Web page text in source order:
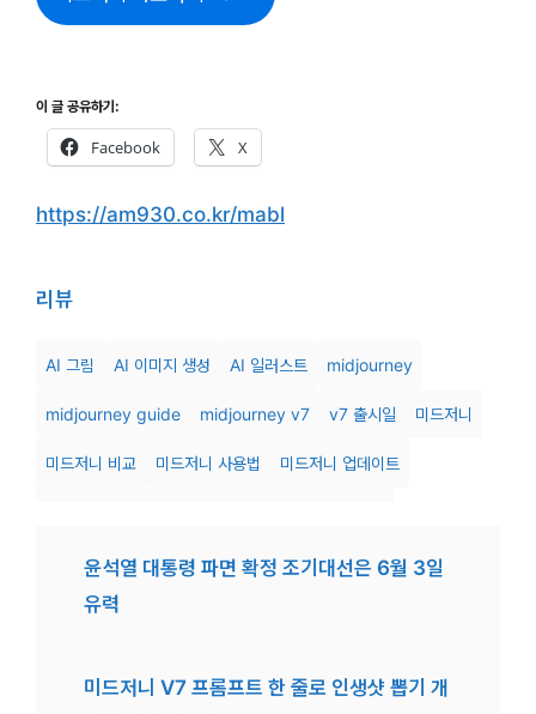
이 글 공유하기:
Facebook X
https://am930.co.kr/mabl
리뷰
AI 그림 AI 이미지 생성 AI 일러스트 midjourney
midjourney guide midjourney v7 v7 출시일 미드저니
미드저니 비교 미드저니 사용법 미드저니 업데이트
이미지 생성 툴 이미지 퀄리티 최신 AI 도구 텍스트 투 이미지
프롬프트 가이드
윤석열 대통령 파면 확정 조기대선은 6월 3일
유력
미드저니 V7 프롬프트 한 줄로 인생샷 뽑기 개